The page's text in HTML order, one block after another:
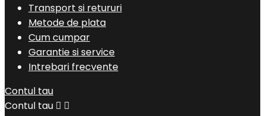
Transport si retururi
Metode de plata
Cum cumpar
Garantie si service
Intrebari frecvente
Contul tau
Contul tau  